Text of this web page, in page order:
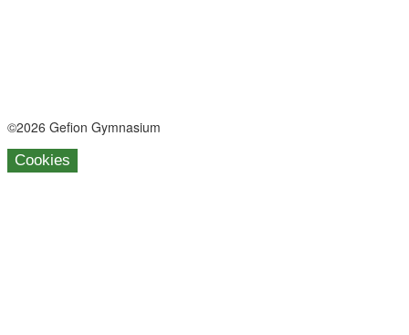
©2026 Gefion Gymnasium
Cookies